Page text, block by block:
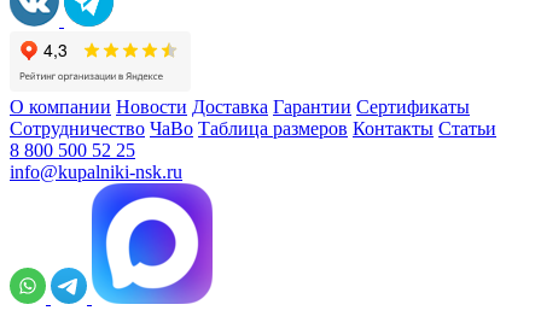
О компании Новости Доставка Гарантии Сертификаты
Сотрудничество ЧаВо Таблица размеров Контакты Статьи
8 800 500 52 25
info@kupalniki-nsk.ru